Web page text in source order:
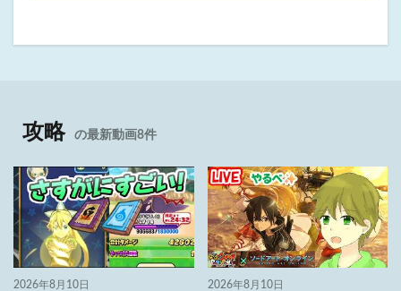
攻略 の最新動画8件
2026年8月10日 2026年8月10日